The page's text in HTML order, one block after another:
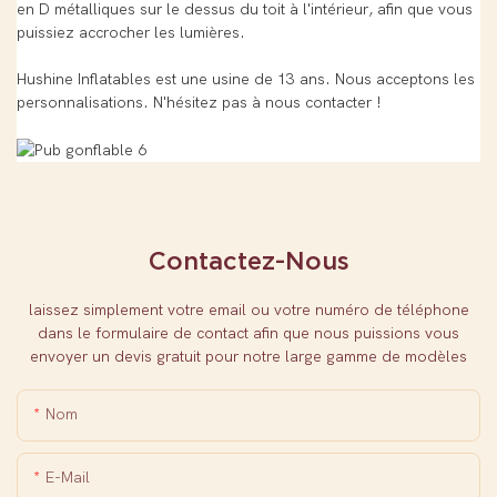
en D métalliques sur le dessus du toit à l'intérieur, afin que vous
puissiez accrocher les lumières.
Hushine Inflatables est une usine de 13 ans. Nous acceptons les
personnalisations. N'hésitez pas à nous contacter !
Contactez-Nous
laissez simplement votre email ou votre numéro de téléphone
dans le formulaire de contact afin que nous puissions vous
envoyer un devis gratuit pour notre large gamme de modèles
Nom
E-Mail